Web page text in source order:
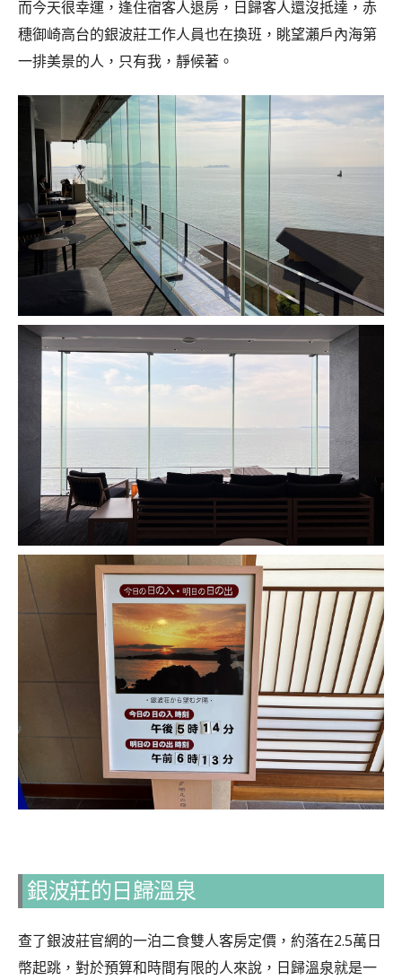
而今天很幸運，逢住宿客人退房，日歸客人還沒抵達，赤
穗御崎高台的銀波莊工作人員也在換班，眺望瀨戶內海第
一排美景的人，只有我，靜候著。
銀波莊的日歸溫泉
查了銀波莊官網的一泊二食雙人客房定價，約落在2.5萬日
幣起跳，對於預算和時間有限的人來說，日歸溫泉就是一